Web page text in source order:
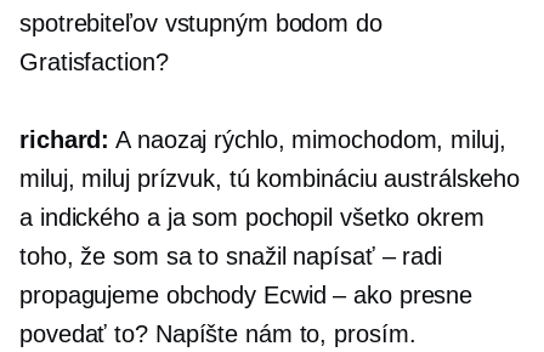
spotrebiteľov vstupným bodom do
Gratisfaction?
richard: A naozaj rýchlo, mimochodom, miluj,
miluj, miluj prízvuk, tú kombináciu austrálskeho
a indického a ja som pochopil všetko okrem
toho, že som sa to snažil napísať – radi
propagujeme obchody Ecwid – ako presne
povedať to? Napíšte nám to, prosím.